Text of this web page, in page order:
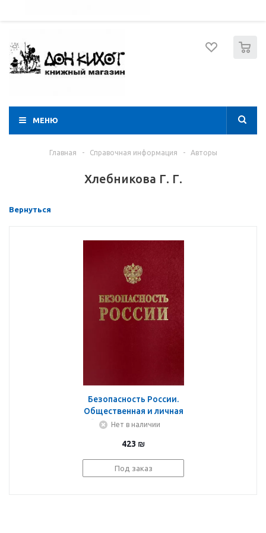
МЕНЮ
Главная - Справочная информация - Авторы
Хлебникова Г. Г.
Вернуться
Безопасность России.
Общественная и личная
безопасность. Англо-
справочник
Нет в наличии
423 ₪
Под заказ